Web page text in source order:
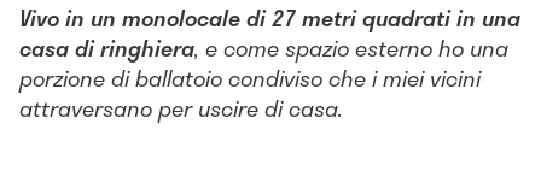
Vivo in un monolocale di 27 metri quadrati in una
casa di ringhiera, e come spazio esterno ho una
porzione di ballatoio condiviso che i miei vicini
attraversano per uscire di casa.